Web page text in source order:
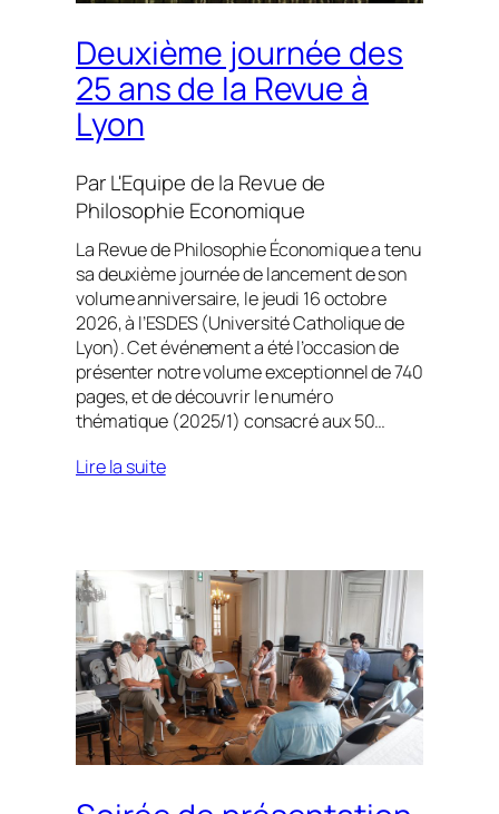
Deuxième journée des
25 ans de la Revue à
Lyon
ParL'Equipe de la Revue de
Philosophie Economique
La Revue de Philosophie Économique a tenu
sa deuxième journée de lancement de son
volume anniversaire, le jeudi 16 octobre
2026, à l’ESDES (Université Catholique de
Lyon). Cet événement a été l’occasion de
présenter notre volume exceptionnel de 740
pages, et de découvrir le numéro
thématique (2025/1) consacré aux 50…
Lire la suite